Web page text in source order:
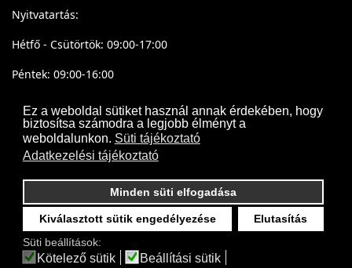
Ez a weboldal sütiket használ annak érdekében, hogy
biztosítsa számodra a legjobb élményt a
weboldalunkon. Süti tájékoztató
Adatkezelési tájékoztató
Elutasítás
Kiválasztott sütik engedélyezése
Minden süti elfogadása
Süti beállítások:
Kötelező sütik Beállítási sütik
Nyitvatartás:
Hétfő - Csütörtök: 09:00-17:00
Péntek: 09:00-16:00